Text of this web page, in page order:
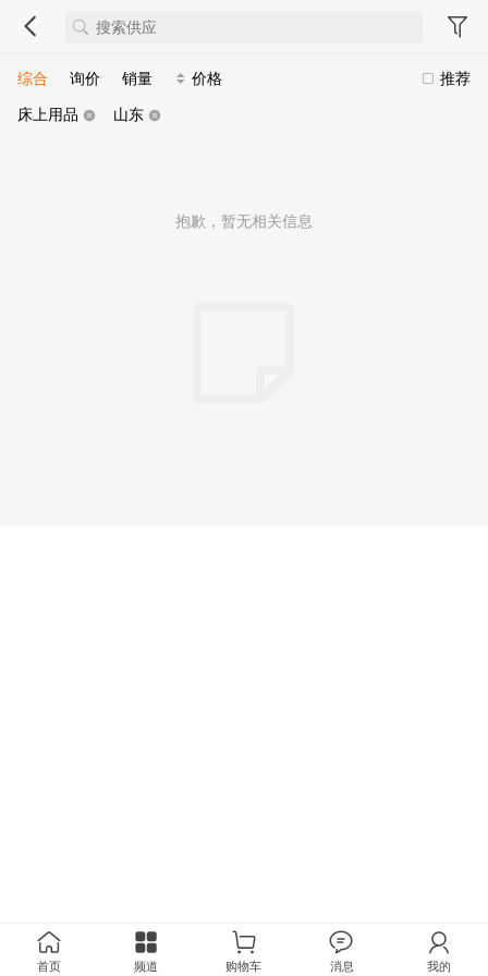
推荐
综合 询价 销量
价格
床上用品
山东
抱歉，暂无相关信息
首页 频道 购物车 消息 我的